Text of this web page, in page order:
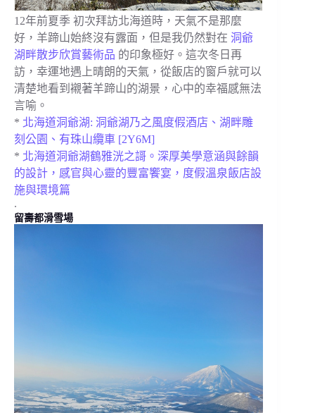
12年前夏季 初次拜訪北海道時，天氣不是那麼
好，羊蹄山始終沒有露面，但是我仍然對在 洞爺
湖畔散步欣賞藝術品 的印象極好。這次冬日再
訪，幸運地遇上晴朗的天氣，從飯店的窗戶就可以
清楚地看到襯著羊蹄山的湖景，心中的幸福感無法
言喻。
* 北海道洞爺湖: 洞爺湖乃之風度假酒店、湖畔雕
刻公園、有珠山纜車 [2Y6M]
* 北海道洞爺湖鶴雅洸之謌。深厚美學意涵與餘韻
的設計，感官與心靈的豐富饗宴，度假溫泉飯店設
施與環境篇
.
留壽都滑雪場